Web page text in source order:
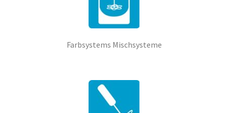
Farbsystems Mischsysteme